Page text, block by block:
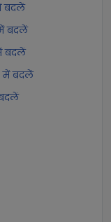
बदलें
बदलें
बदलें
में बदलें